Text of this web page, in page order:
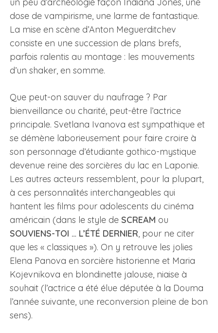
un peu d’archéologie façon Indiana Jones, une
dose de vampirisme, une larme de fantastique.
La mise en scène d’Anton Meguerditchev
consiste en une succession de plans brefs,
parfois ralentis au montage : les mouvements
d’un shaker, en somme.
Que peut-on sauver du naufrage ? Par
bienveillance ou charité, peut-être l’actrice
principale. Svetlana Ivanova est sympathique et
se démène laborieusement pour faire croire à
son personnage d’étudiante gothico-mystique
devenue reine des sorcières du lac en Laponie.
Les autres acteurs ressemblent, pour la plupart,
à ces personnalités interchangeables qui
hantent les films pour adolescents du cinéma
américain (dans le style de SCREAM ou
SOUVIENS-TOI … L’ÉTÉ DERNIER, pour ne citer
que les « classiques »). On y retrouve les jolies
Elena Panova en sorcière historienne et Maria
Kojevnikova en blondinette jalouse, niaise à
souhait (l’actrice a été élue députée à la Douma
l’année suivante, une reconversion pleine de bon
sens).